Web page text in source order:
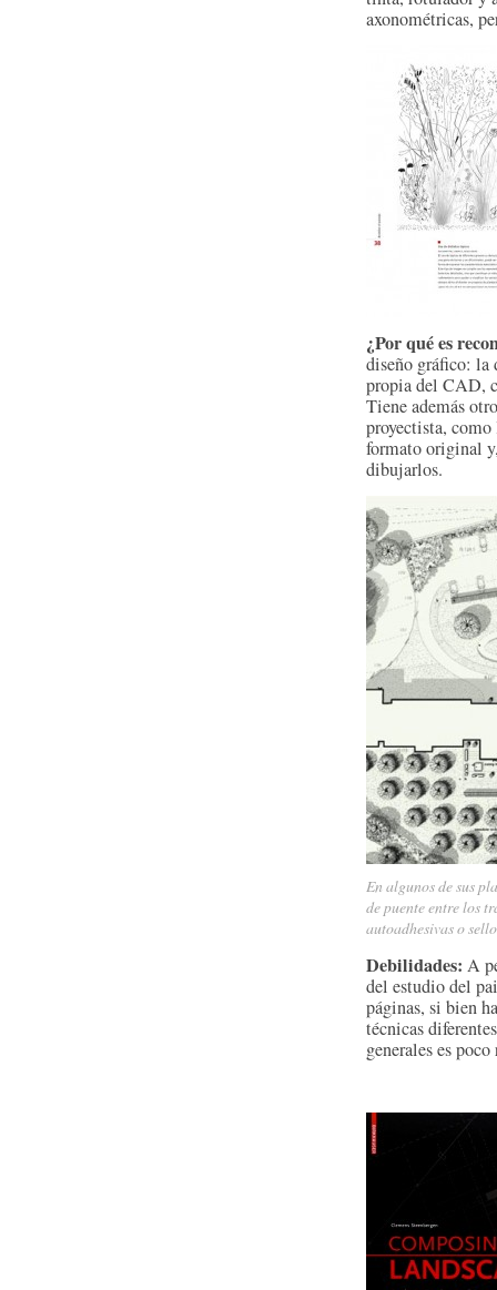
axonométricas,
¿Por qué es
diseño gráfico:
propia del CAD,
Tiene además
proyectista,
formato original
dibujarlos.
En algunos de sus
de puente entre los
autoadhesivas o
Debilidades: A
del estudio del
páginas, si bien
técnicas
generales es